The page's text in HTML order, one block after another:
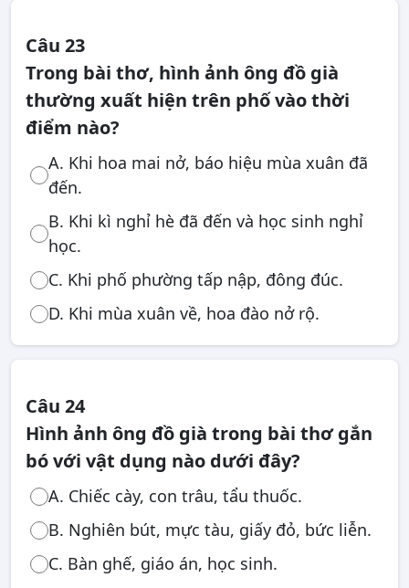
Câu 23
Trong bài thơ, hình ảnh ông đồ già
thường xuất hiện trên phố vào thời
điểm nào?
A. Khi hoa mai nở, báo hiệu mùa xuân đã
đến.
B. Khi kì nghỉ hè đã đến và học sinh nghỉ
học.
C. Khi phố phường tấp nập, đông đúc.
D. Khi mùa xuân về, hoa đào nở rộ.
Câu 24
Hình ảnh ông đồ già trong bài thơ gắn
bó với vật dụng nào dưới đây?
A. Chiếc cày, con trâu, tẩu thuốc.
B. Nghiên bút, mực tàu, giấy đỏ, bức liễn.
C. Bàn ghế, giáo án, học sinh.